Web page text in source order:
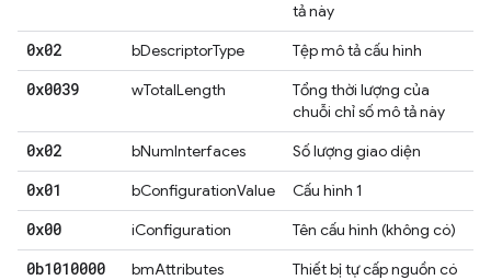
tả này
0x02 bDescriptorType Tệp mô tả cấu hình
0x0039 wTotalLength
Tổng thời lượng của
chuỗi chỉ số mô tả này
0x02 bNumInterfaces Số lượng giao diện
0x01 bConfigurationValue Cấu hình 1
0x00 iConfiguration Tên cấu hình (không có)
0b1010000 bmAttributes
Thiết bị tự cấp nguồn có